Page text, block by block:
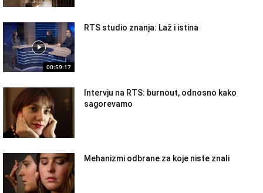
00:59:17
RTS studio znanja: Laž i istina
Intervju na RTS: burnout, odnosno kako
sagorevamo
Mehanizmi odbrane za koje niste znali